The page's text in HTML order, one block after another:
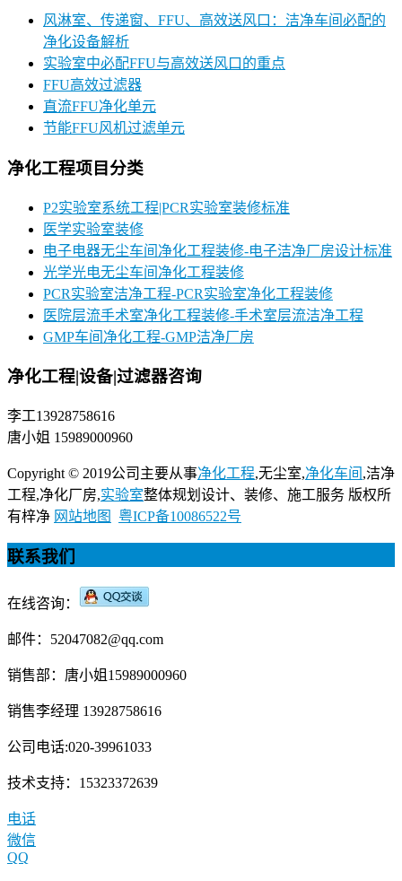
风淋室、传递窗、FFU、高效送风口：洁净车间必配的
净化设备解析
实验室中必配FFU与高效送风口的重点
FFU高效过滤器
直流FFU净化单元
节能FFU风机过滤单元
净化工程项目分类
P2实验室系统工程|PCR实验室装修标准
医学实验室装修
电子电器无尘车间净化工程装修-电子洁净厂房设计标准
光学光电无尘车间净化工程装修
PCR实验室洁净工程-PCR实验室净化工程装修
医院层流手术室净化工程装修-手术室层流洁净工程
GMP车间净化工程-GMP洁净厂房
净化工程|设备|过滤器咨询
李工13928758616
唐小姐 15989000960
Copyright © 2019公司主要从事净化工程,无尘室,净化车间 ,洁净
工程,净化厂房,实验室整体规划设计、装修、施工服务 版权所
有梓净 网站地图 粤ICP备10086522号
联系我们
在线咨询：
邮件：52047082@qq.com
销售部：唐小姐15989000960
销售李经理 13928758616
公司电话:020-39961033
技术支持：15323372639
电话
微信
QQ